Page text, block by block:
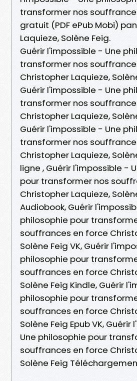
transformer nos
gratuit (PDF ePub Mobi)
Laquieze, Solène Feig.
Guérir l'impossible - Une
transformer nos
Christopher Laquieze,
Guérir l'impossible - Une
transformer nos
Christopher Laquieze,
Guérir l'impossible - Une
transformer nos
Christopher Laquieze,
ligne , Guérir l'impossible -
pour transformer nos
Christopher Laquieze,
Audiobook, Guérir
philosophie pour
souffrances en force
Solène Feig VK, Guérir
philosophie pour
souffrances en force
Solène Feig Kindle, Guérir
philosophie pour
souffrances en force
Solène Feig Epub VK,
Une philosophie pour
souffrances en force
Solène Feig